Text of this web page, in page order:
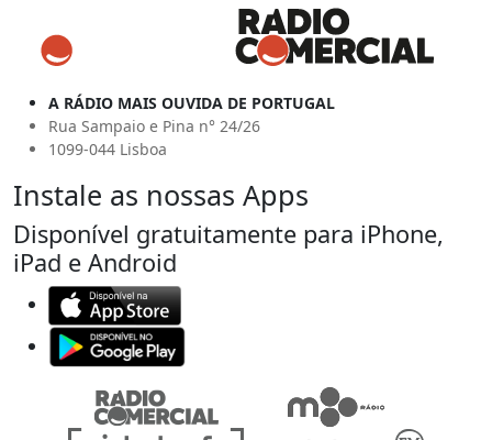
A RÁDIO MAIS OUVIDA DE PORTUGAL
Rua Sampaio e Pina n° 24/26
1099-044 Lisboa
Instale as nossas Apps
Disponível gratuitamente para iPhone,
iPad e Android